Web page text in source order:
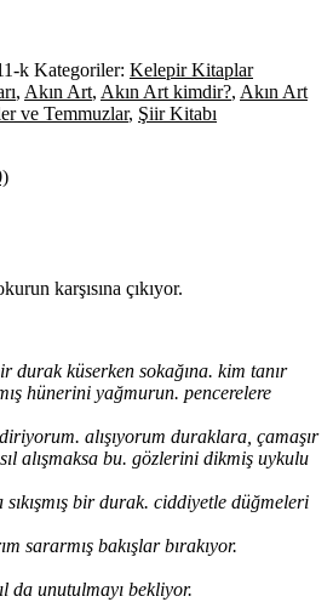
k Kategoriler: Kelepir Kitaplar
, Akın Art, Akın Art kimdir?, Akın Art
ve Temmuzlar, Şiir Kitabı
karşısına çıkıyor.
küserken sokağına. kim tanır
hünerini yağmurun. pencerelere
alışıyorum duraklara, çamaşır
bu. gözlerini dikmiş uykulu
bir durak. ciddiyetle düğmeleri
bakışlar bırakıyor.
unutulmayı bekliyor.